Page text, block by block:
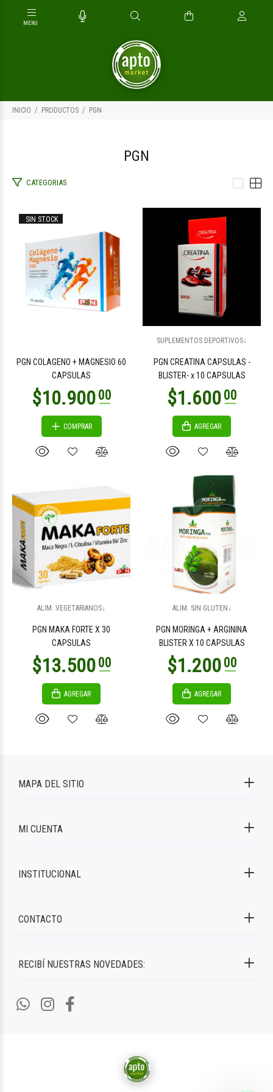
INICIO PRODUCTOS PGN
PGN
CATEGORIAS
SIN STOCK
PGN COLAGENO + MAGNESIO 60
CAPSULAS
COMPRAR
SUPLEMENTOS DEPORTIVOS↓
PGN CREATINA CAPSULAS -
BLISTER- x 10 CAPSULAS
AGREGAR
ALIM. VEGETARIANOS↓
PGN MAKA FORTE X 30
CAPSULAS
AGREGAR
ALIM. SIN GLUTEN↓
PGN MORINGA + ARGININA
BLISTER X 10 CAPSULAS
AGREGAR
RECIBÍ NUESTRAS NOVEDADES:
MAPA DEL SITIO
MI CUENTA
INSTITUCIONAL
CONTACTO